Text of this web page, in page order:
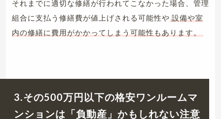
それまでに適切な修繕が行われてこなかった場合、管理
組合に支払う修繕費が値上げされる可能性や 設備や室
内の修繕に費用がかかってしまう可能性もあります。
3.その500万円以下の格安ワンルームマ
ンションは「負動産」かもしれない注意